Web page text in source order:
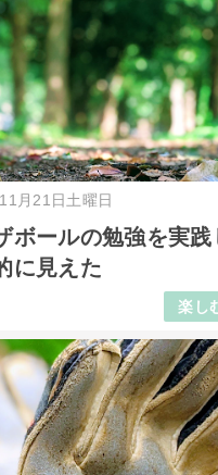
月21日土曜日
ボールの勉強を実践
に見えた
楽し